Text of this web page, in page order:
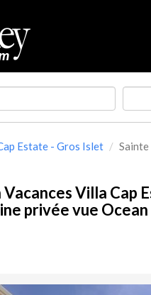
Estate - Gros Islet Sainte
Villa Cap
privée vue Ocean